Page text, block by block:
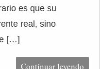
es que su
real, sino
[…]
Continuar leyendo